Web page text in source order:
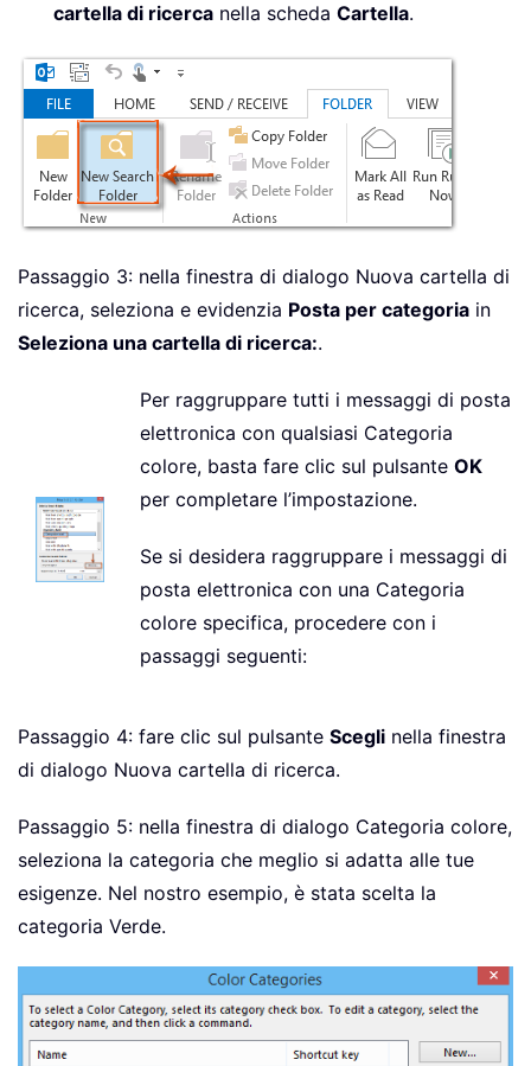
cartella di ricerca nella scheda Cartella.
Passaggio 3: nella finestra di dialogo Nuova cartella di
ricerca, seleziona e evidenzia Posta per categoria in
Seleziona una cartella di ricerca:.
Per raggruppare tutti i messaggi di posta
elettronica con qualsiasi Categoria
colore, basta fare clic sul pulsante OK
per completare l’impostazione.
Se si desidera raggruppare i messaggi di
posta elettronica con una Categoria
colore specifica, procedere con i
passaggi seguenti:
Passaggio 4: fare clic sul pulsante Scegli nella finestra
di dialogo Nuova cartella di ricerca.
Passaggio 5: nella finestra di dialogo Categoria colore,
seleziona la categoria che meglio si adatta alle tue
esigenze. Nel nostro esempio, è stata scelta la
categoria Verde.